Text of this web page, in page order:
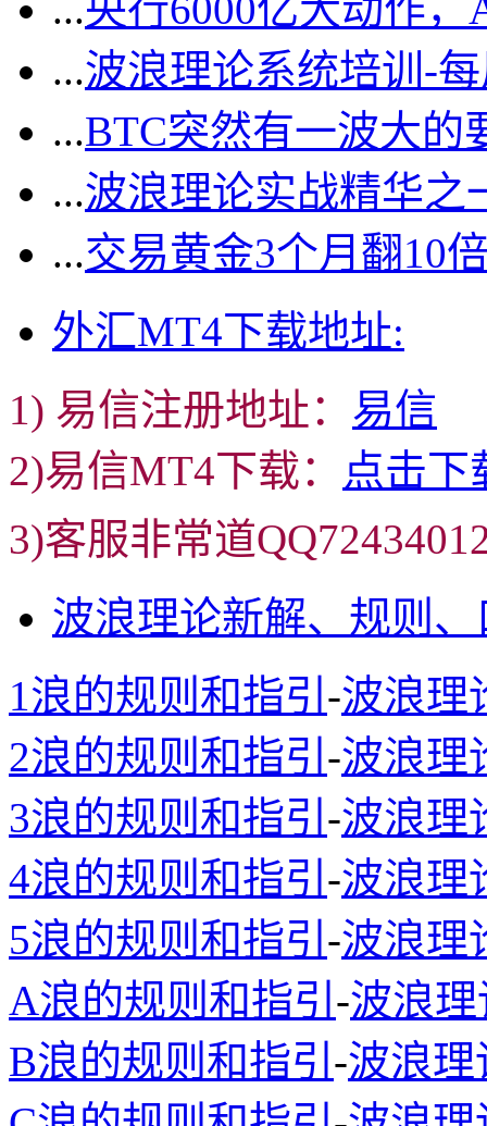
...央行6000亿大动作
...波浪理论系统培训-
...BTC突然有一波大的
...波浪理论实战精华
...交易黄金3个月翻10
外汇MT4下载地址:
1) 易信注册地址： 易信
2)易信MT4下载： 点击下
3)客服非常道
波浪理论新解、规则
1浪的规则和指引 -波浪理
2浪的规则和指引 -波浪理
3浪的规则和指引 -波浪理
4浪的规则和指引 -波浪理
5浪的规则和指引 -波浪理
A浪的规则和指引 -波浪
B浪的规则和指引 -波浪